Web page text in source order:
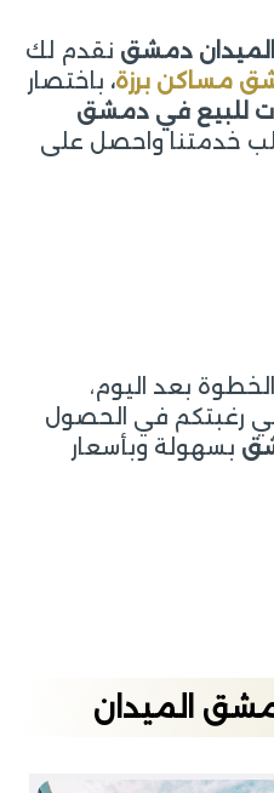
الميدان دمشق نقدم لك
مساكن برزة، باختصار
للبيع في دمشق
خدمتنا واحصل على
بعد اليوم،
رغبتكم في الحصول
بسهولة وبأسعار
الميدان